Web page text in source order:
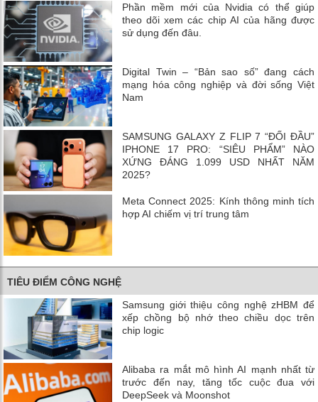
Phần mềm mới của Nvidia có thể giúp
theo dõi xem các chip AI của hãng được
sử dụng đến đâu.
Digital Twin – “Bản sao số” đang cách
mạng hóa công nghiệp và đời sống Việt
Nam
SAMSUNG GALAXY Z FLIP 7 “ĐỐI ĐẦU”
IPHONE 17 PRO: “SIÊU PHẨM” NÀO
XỨNG ĐÁNG 1.099 USD NHẤT NĂM
2025?
Meta Connect 2025: Kính thông minh tích
hợp AI chiếm vị trí trung tâm
TIÊU ĐIỂM CÔNG NGHỆ
Samsung giới thiệu công nghệ zHBM để
xếp chồng bộ nhớ theo chiều dọc trên
chip logic
Alibaba ra mắt mô hình AI mạnh nhất từ
trước đến nay, tăng tốc cuộc đua với
DeepSeek và Moonshot